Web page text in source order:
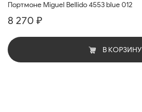
Портмоне Miguel Bellido 4553 blue 012
8 270 ₽
В КОРЗИНУ